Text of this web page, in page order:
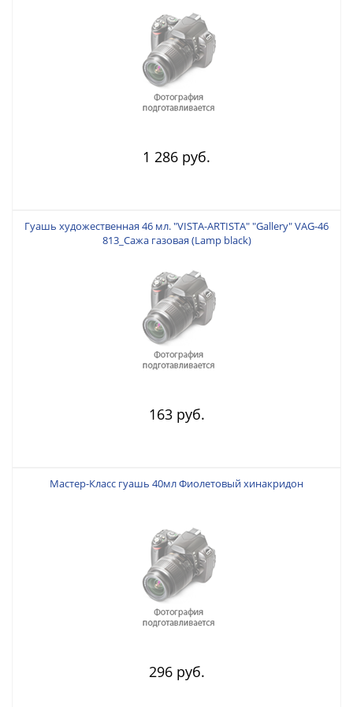
1 286 руб.
Гуашь художественная 46 мл. "VISTA-ARTISTA" "Gallery" VAG-46
813_Сажа газовая (Lamp black)
163 руб.
Мастер-Класс гуашь 40мл Фиолетовый хинакридон
296 руб.